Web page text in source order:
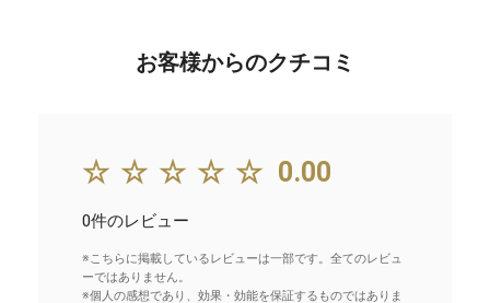
お客様からのクチコミ
☆☆☆☆☆ 0.00
0件のレビュー
※こちらに掲載しているレビューは一部です。全てのレビュ
ーではありません。
※個人の感想であり、効果・効能を保証するものではありま